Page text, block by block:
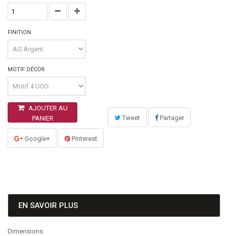
FINITION
MOTIF DÉCOR
AJOUTER AU
PANIER
Tweet Partager
Google+ Pinterest
EN SAVOIR PLUS
Dimensions: